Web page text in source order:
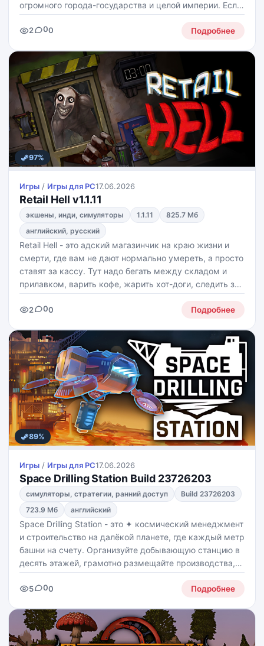
огромного города-государства и целой империи. Если
вы любите игры, в которых важны и экономика, и
политика, и войны, вот 5 причин скачать эту игру:
2 00 Подробнее
97%
Игры / Игры для PС17.06.2026
Retail Hell v1.1.11
экшены, инди, симуляторы 1.1.11
825.7 Мб
английский, русский
Retail Hell - это адский магазинчик на краю жизни и
смерти, где вам не дают нормально умереть, а просто
ставят за кассу. Тут надо бегать между складом и
прилавком, варить кофе, жарить хот-доги, следить за
чистотой и пытаться не словить проклятие от
очередного монстра-клиента. Клиент, конечно,
2 00 Подробнее
89%
Игры / Игры для PС17.06.2026
Space Drilling Station Build 23726203
симуляторы, стратегии, ранний доступ
Build 23726203
723.9 Мб
английский
Space Drilling Station - это ✦ космический менеджмент
и строительство на далёкой планете, где каждый метр
башни на счету. Организуйте добывающую станцию в
десять этажей, грамотно размещайте производства,
поручайте задачи специалистам и выстраивайте
автоматизацию так, чтобы всё работало как часы.
5 00 Подробнее